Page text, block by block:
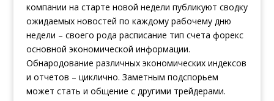
компании на старте новой недели публикуют сводку
ожидаемых новостей по каждому рабочему дню
недели – своего рода расписание тип счета форекс
основной экономической информации.
Обнародование различных экономических индексов
и отчетов – циклично. Заметным подспорьем
может стать и общение с другими трейдерами.